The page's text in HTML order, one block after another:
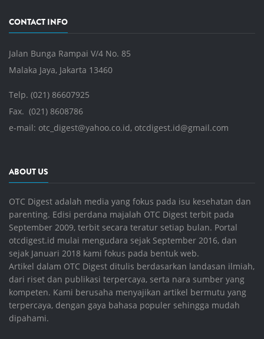
CONTACT INFO
Jalan Bunga Rampai V/4 No. 85
Malaka Jaya, Jakarta 13460
Telp. (021) 86607925
Fax. (021) 8608786
e-mail: otc_digest@yahoo.co.id, otcdigest.id@gmail.com
ABOUT US
OTC Digest adalah media yang fokus pada isu kesehatan dan
parenting. Edisi perdana majalah OTC Digest terbit pada
September 2009, terbit secara teratur setiap bulan. Portal
otcdigest.id mulai mengudara sejak September 2016, dan
sejak Januari 2018 kami fokus pada bentuk web.
Artikel dalam OTC Digest ditulis berdasarkan landasan ilmiah,
dari riset dan publikasi terpercaya, serta nara sumber yang
kompeten. Kami berusaha menyajikan artikel bermutu yang
terpercaya, dengan gaya bahasa populer sehingga mudah
dipahami.